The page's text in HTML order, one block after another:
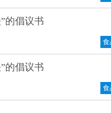
的倡议书
食
的倡议书
食